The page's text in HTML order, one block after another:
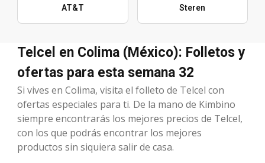
AT&T Steren
Telcel en Colima (México): Folletos y
ofertas para esta semana 32
Si vives en Colima, visita el folleto de Telcel con
ofertas especiales para ti. De la mano de Kimbino
siempre encontrarás los mejores precios de Telcel,
con los que podrás encontrar los mejores
productos sin siquiera salir de casa.